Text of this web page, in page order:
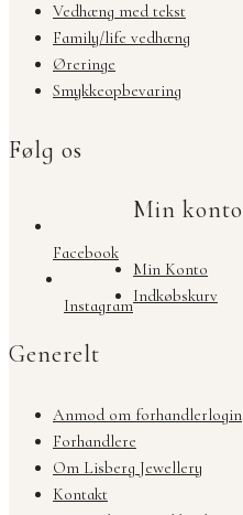
Vedhæng med tekst
Family/life vedhæng
Øreringe
Smykkeopbevaring
Følg os
Facebook
Instagram
Min konto
Min Konto
Indkøbskurv
Generelt
Anmod om forhandlerlogin
Forhandlere
Om Lisberg Jewellery
Kontakt